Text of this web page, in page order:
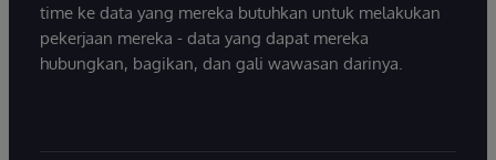
time ke data yang mereka butuhkan untuk melakukan
pekerjaan mereka - data yang dapat mereka
hubungkan, bagikan, dan gali wawasan darinya.